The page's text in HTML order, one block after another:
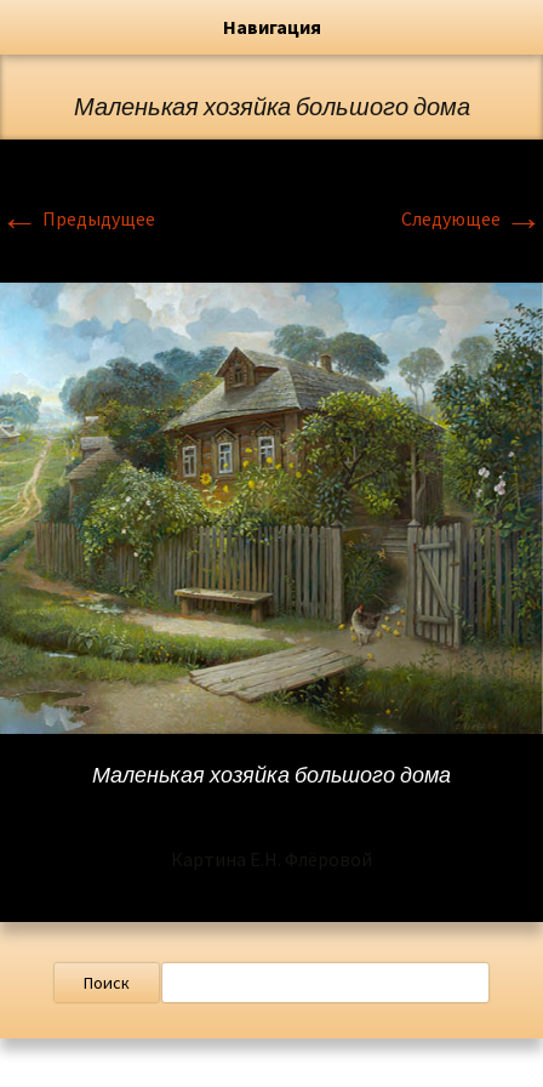
Флёрова Елена Николаевна
Художник, Официальный сайт
Навигация
Маленькая хозяйка большого дома
← Предыдущее Следующее →
Маленькая хозяйка большого дома